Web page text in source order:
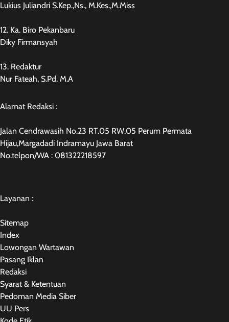
Lukius Juliandri S.Kep.,Ns., M.Kes.,M.Miss
12. Ka. Biro Pekanbaru
Diky Firmansyah
13. Redaktur
Nur Fateah, S.Pd. M.A
Alamat Redaksi :
Jalan Cendrawasih No.23 RT.05 RW.05 Perum Permata
Hijau,Margadadi Indramayu Jawa Barat
No.telpon/WA : 081322218597
Layanan :
Sitemap
Index
Lowongan Wartawan
Pasang Iklan
Redaksi
Syarat & Ketentuan
Pedoman Media Siber
UU Pers